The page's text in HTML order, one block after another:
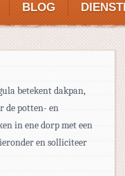
BLOG
betekent dakpan,
de potten- en
in ene dorp met een
en solliciteer